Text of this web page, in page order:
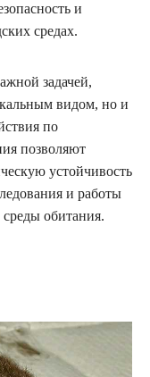
и
средах.
задачей,
видом, но и
по
позволяют
устойчивость
и работы
среды обитания.